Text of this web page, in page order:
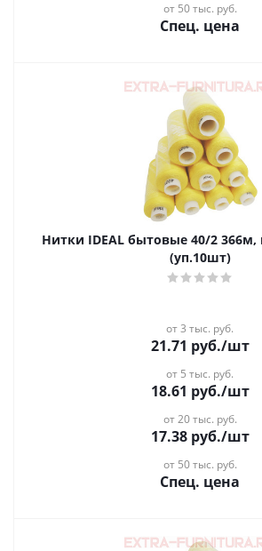
от 50 тыс. руб.
Спец. цена
Нитки IDEAL бытовые 40/2
(уп.10шт)
от 3 тыс. руб.
21.71 руб./шт
от 5 тыс. руб.
18.61 руб./шт
от 20 тыс. руб.
17.38руб./шт
от 50 тыс. руб.
Спец. цена